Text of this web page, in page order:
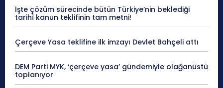
İşte çözüm sürecinde bütün Türkiye’nin beklediği
tarihî kanun teklifinin tam metni!
Çerçeve Yasa teklifine ilk imzayı Devlet Bahçeli attı
DEM Parti MYK, ‘çerçeve yasa’ gündemiyle olağanüstü
toplanıyor